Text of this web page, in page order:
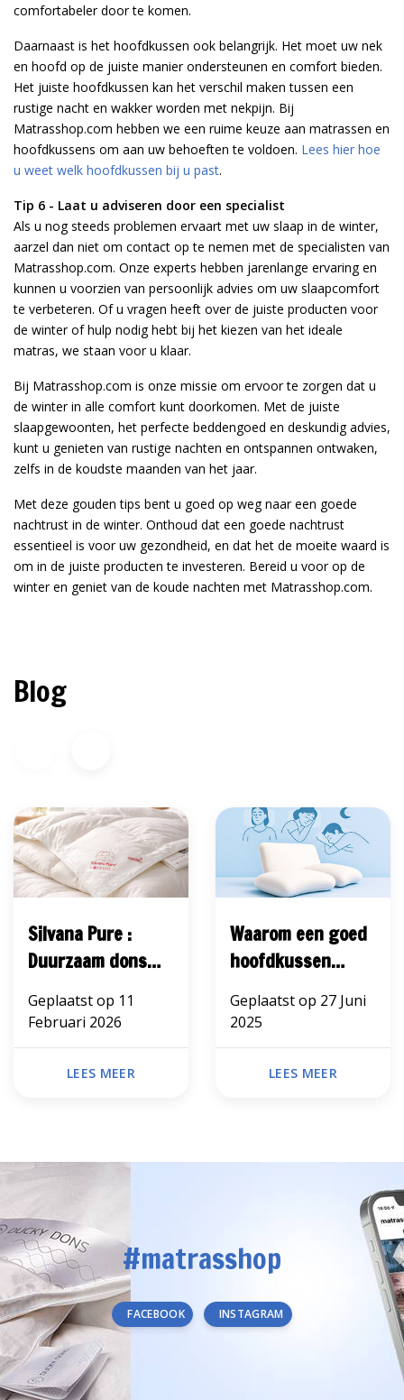
comfortabeler door te komen.
Daarnaast is het hoofdkussen ook belangrijk. Het moet uw nek
en hoofd op de juiste manier ondersteunen en comfort bieden.
Het juiste hoofdkussen kan het verschil maken tussen een
rustige nacht en wakker worden met nekpijn. Bij
Matrasshop.com hebben we een ruime keuze aan matrassen en
hoofdkussens om aan uw behoeften te voldoen. Lees hier hoe
u weet welk hoofdkussen bij u past.
Tip 6 - Laat u adviseren door een specialist
Als u nog steeds problemen ervaart met uw slaap in de winter,
aarzel dan niet om contact op te nemen met de specialisten van
Matrasshop.com. Onze experts hebben jarenlange ervaring en
kunnen u voorzien van persoonlijk advies om uw slaapcomfort
te verbeteren. Of u vragen heeft over de juiste producten voor
de winter of hulp nodig hebt bij het kiezen van het ideale
matras, we staan voor u klaar.
Bij Matrasshop.com is onze missie om ervoor te zorgen dat u
de winter in alle comfort kunt doorkomen. Met de juiste
slaapgewoonten, het perfecte beddengoed en deskundig advies,
kunt u genieten van rustige nachten en ontspannen ontwaken,
zelfs in de koudste maanden van het jaar.
Met deze gouden tips bent u goed op weg naar een goede
nachtrust in de winter. Onthoud dat een goede nachtrust
essentieel is voor uw gezondheid, en dat het de moeite waard is
om in de juiste producten te investeren. Bereid u voor op de
winter en geniet van de koude nachten met Matrasshop.com.
Blog
Silvana Pure :
Duurzaam dons
Geplaatst op 11
Februari 2026
LEES MEER
Waarom een goed
hoofdkussen
Geplaatst op 27 Juni
2025
LEES MEER
#matrasshop
FACEBOOK INSTAGRAM